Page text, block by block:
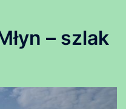
– szlak